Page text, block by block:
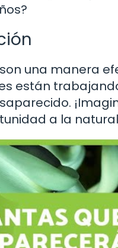
una manera
están
a la